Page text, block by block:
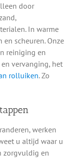
door
In warme
scheuren. Onze
reiniging en
vervanging, het
rolluiken. Zo
werken
u altijd waar u
zorgvuldig en